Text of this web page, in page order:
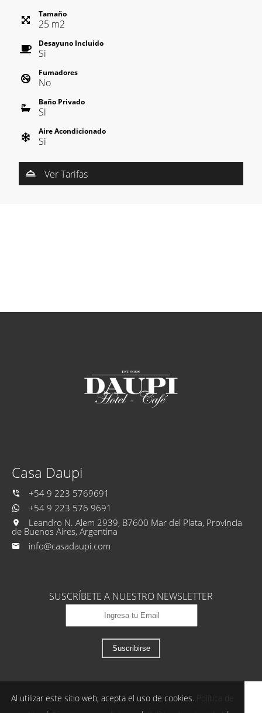
Tamaño
25 m2
Desayuno Incluido
Si
Fumadores
No
Baño Privado
Si
Aire Acondicionado
Si
Ver Tarifas
Casa Daupi
+54 9 223 5769691
+54 9 223 576 9691
Leandro N. Alem 2939, B7600 Mar del Plata, Provincia
de Buenos Aires, Argentina
info@casadaupi.com
SUSCRÍBETE A NUESTRO NEWSLETTER
Suscribirse
Al utilizar este sitio web, acepta el uso de cookies.